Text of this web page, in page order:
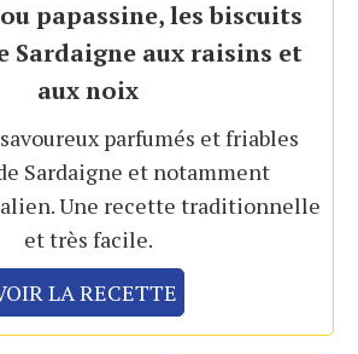
papassine, les biscuits
Sardaigne aux raisins et
aux noix
parfumés et friables
Sardaigne et notamment
Une recette traditionnelle
et très facile.
LA RECETTE